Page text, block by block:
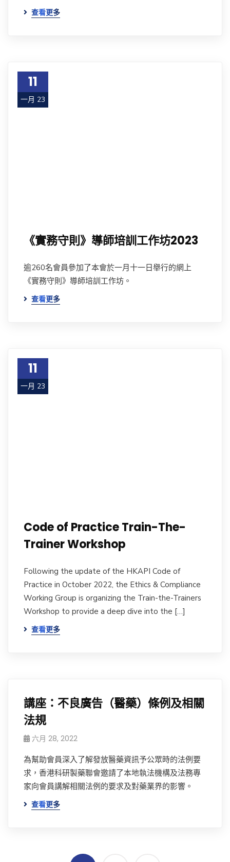
查看更多
11
一月 23
《實務守則》導師培訓工作坊2023
逾260名會員參加了本會於一月十一日舉行的網上
《實務守則》導師培訓工作坊。
查看更多
11
一月 23
Code of Practice Train-The-
Trainer Workshop
Following the update of the HKAPI Code of
Practice in October 2022, the Ethics & Compliance
Working Group is organizing the Train-the-Trainers
Workshop to provide a deep dive into the […]
查看更多
講座：不良廣告（醫藥）條例及相關
法規
六月 28, 2022
為幫助會員深入了解發放醫藥資訊予公眾時的法例要
求，香港科研製藥聯會邀請了本地執法機構及法務專
家向會員講解相關法例的要求及對藥業界的影響。
查看更多